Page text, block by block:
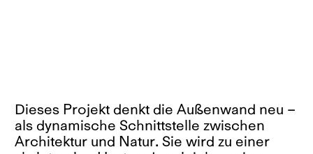
Dieses Projekt denkt die Außenwand neu –
als dynamische Schnittstelle zwischen
Architektur und Natur. Sie wird zu einer